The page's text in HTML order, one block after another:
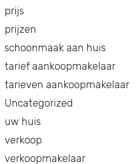
prijs
prijzen
schoonmaak aan huis
tarief aankoopmakelaar
tarieven aankoopmakelaar
Uncategorized
uw huis
verkoop
verkoopmakelaar